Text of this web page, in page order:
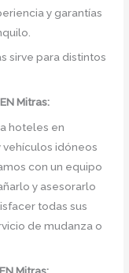
y garantías
sirve para distintos
Mitras:
hoteles en
vehículos idóneos
con un equipo
y asesorarlo
todas sus
de mudanza o